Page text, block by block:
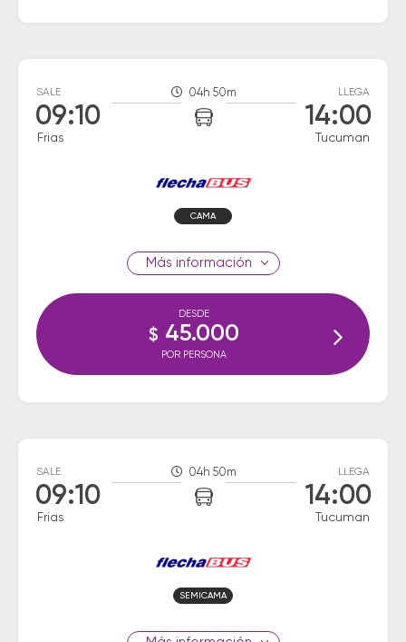
SALE
09:10
Frias
04h 50m LLEGA
14:00
Tucuman
CAMA
información
DESDE
$ 45.000
POR PERSONA
SALE
09:10
Frias
04h 50m LLEGA
14:00
Tucuman
SEMICAMA